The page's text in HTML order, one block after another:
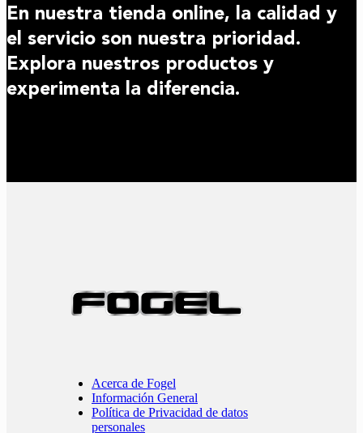
En nuestra tienda online, la calidad y
el servicio son nuestra prioridad.
Explora nuestros productos y
experimenta la diferencia.
Acerca de Fogel
Información General
Política de Privacidad de datos
personales